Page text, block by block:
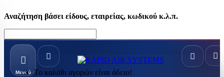
Αναζήτηση βάσει είδους, εταιρείας, κωδικού κ.λ.π.
Μενού Το καλάθι αγορών είναι άδειο!